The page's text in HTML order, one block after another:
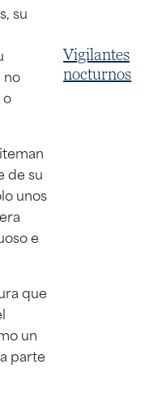
su
no
de su
unos
e
que
un
parte
Vigilantes
nocturnos